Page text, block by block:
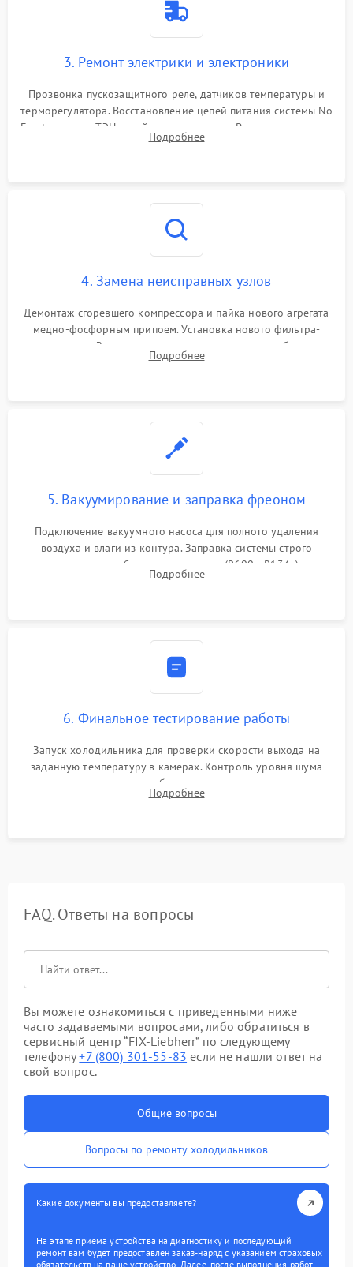
3. Ремонт электрики и электроники
Прозвонка пускозащитного реле, датчиков температуры и
терморегулятора. Восстановление цепей питания системы No
Frost, включая ТЭН оттайки и вентилятор. Ремонт или замена
платы управления при сбоях алгоритмов.
Подробнее
4. Замена неисправных узлов
Демонтаж сгоревшего компрессора и пайка нового агрегата
медно-фосфорным припоем. Установка нового фильтра-
осушителя. Замена изношенных вентиляторов обдува,
сломанных заслонок или поврежденных дверных петель.
Подробнее
5. Вакуумирование и заправка фреоном
Подключение вакуумного насоса для полного удаления
воздуха и влаги из контура. Заправка системы строго
дозированным объемом хладагента (R600a, R134a) по
электронным весам. Контроль рабочего давления в системе.
Подробнее
6. Финальное тестирование работы
Запуск холодильника для проверки скорости выхода на
заданную температуру в камерах. Контроль уровня шума
компрессора, отсутствия обмерзания стенок и корректного
срабатывания системы автоматической оттайки.
Подробнее
FAQ. Ответы на вопросы
Вы можете ознакомиться с приведенными ниже
часто задаваемыми вопросами, либо обратиться в
сервисный центр “FIX-Liebherr” по следующему
телефону+7 (800) 301-55-83 если не нашли ответ на
свой вопрос.
Общие вопросы
Вопросы по ремонту холодильников
Какие документы вы предоставляете?
На этапе приема устройства на диагностику и последующий
ремонт вам будет предоставлен заказ-наряд с указанием страховых
обязательств на ваше устройство. Далее, после выполнения работ